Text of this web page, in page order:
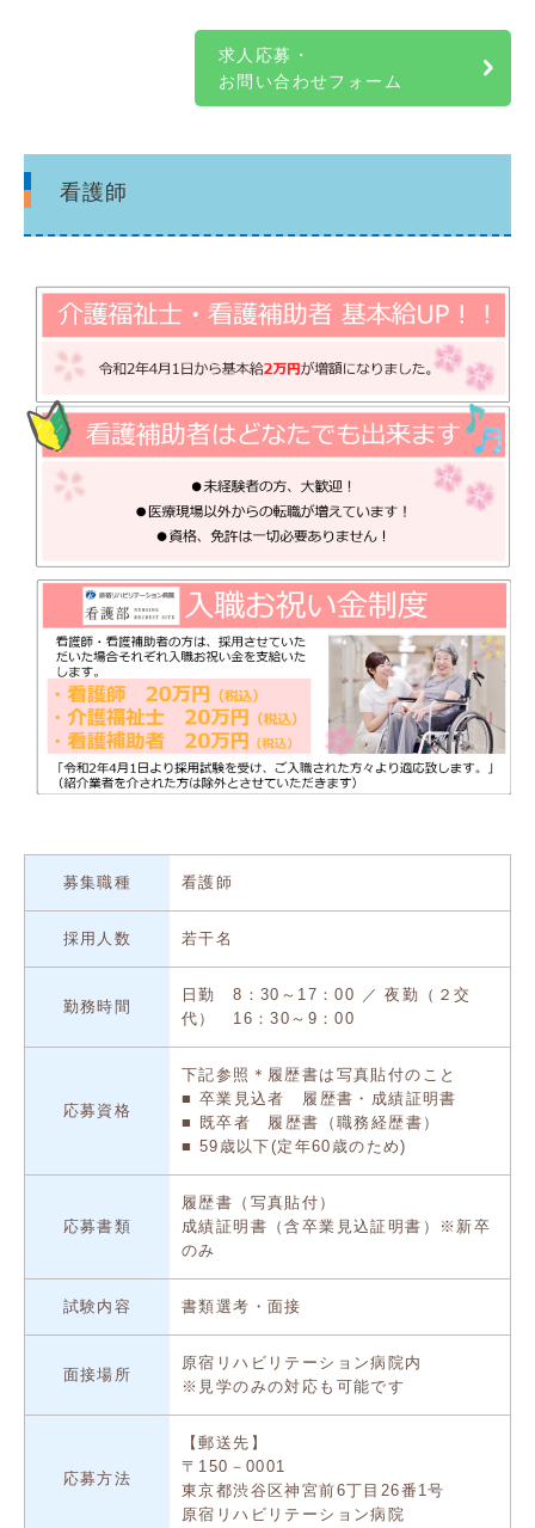
求人応募・
お問い合わせフォーム
看護師
募集職種 看護師
採用人数 若干名
勤務時間
日勤 8：30～17：00 ／ 夜勤（２交
代） 16：30～9：00
応募資格
下記参照＊履歴書は写真貼付のこと
■ 卒業見込者 履歴書・成績証明書
■ 既卒者 履歴書（職務経歴書）
■ 59歳以下(定年60歳のため)
応募書類
履歴書（写真貼付）
成績証明書（含卒業見込証明書）※新卒
のみ
試験内容 書類選考・面接
面接場所
原宿リハビリテーション病院内
※見学のみの対応も可能です
応募方法
【郵送先】
〒150－0001
東京都渋谷区神宮前6丁目26番1号
原宿リハビリテーション病院